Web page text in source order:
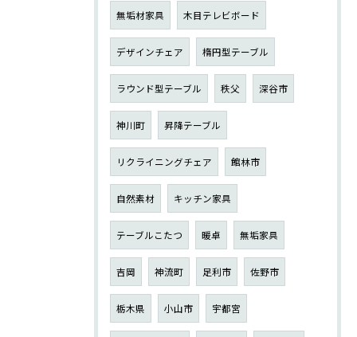
無垢材家具 木目テレビボード
デザインチェア 楕円型テーブル
ラウンド型テーブル 秩父 深谷市
神川町 昇降テーブル
リクライニングチェア 館林市
自然素材 キッチン家具
テーブルこたつ 暖卓 無垢家具
吉岡 神流町 足利市 佐野市
栃木県 小山市 宇都宮